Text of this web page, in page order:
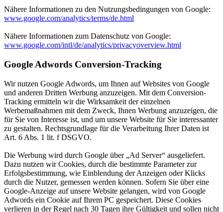
Nähere Informationen zu den Nutzungsbedingungen von Google:
www.google.com/analytics/terms/de.html
Nähere Informationen zum Datenschutz von Google:
www.google.com/intl/de/analytics/privacyoverview.html
Google Adwords Conversion-Tracking
Wir nutzen Google Adwords, um Ihnen auf Websites von Google
und anderen Dritten Werbung anzuzeigen. Mit dem Conversion-
Tracking ermitteln wir die Wirksamkeit der einzelnen
Werbemaßnahmen mit dem Zweck, Ihnen Werbung anzuzeigen, die
für Sie von Interesse ist, und um unsere Website für Sie interessanter
zu gestalten. Rechtsgrundlage für die Verarbeitung Ihrer Daten ist
Art. 6 Abs. 1 lit. f DSGVO.
Die Werbung wird durch Google über „Ad Server“ ausgeliefert.
Dazu nutzen wir Cookies, durch die bestimmte Parameter zur
Erfolgsbestimmung, wie Einblendung der Anzeigen oder Klicks
durch die Nutzer, gemessen werden können. Sofern Sie über eine
Google-Anzeige auf unsere Website gelangen, wird von Google
Adwords ein Cookie auf Ihrem PC gespeichert. Diese Cookies
verlieren in der Regel nach 30 Tagen ihre Gültigkeit und sollen nicht